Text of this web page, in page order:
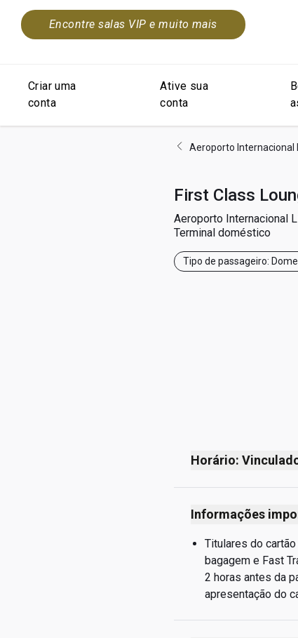
Encontre salas VIP e muito mais
Criar uma
conta
Ative sua
conta
Aeroporto Internacional
First Class
Aeroporto Internacional
Terminal doméstico
Tipo de passageiro:
Horário:
1 hora e 40
Com base nos
Informações
Titulares do
bagagem e Fast
2 horas antes da
apresentação do